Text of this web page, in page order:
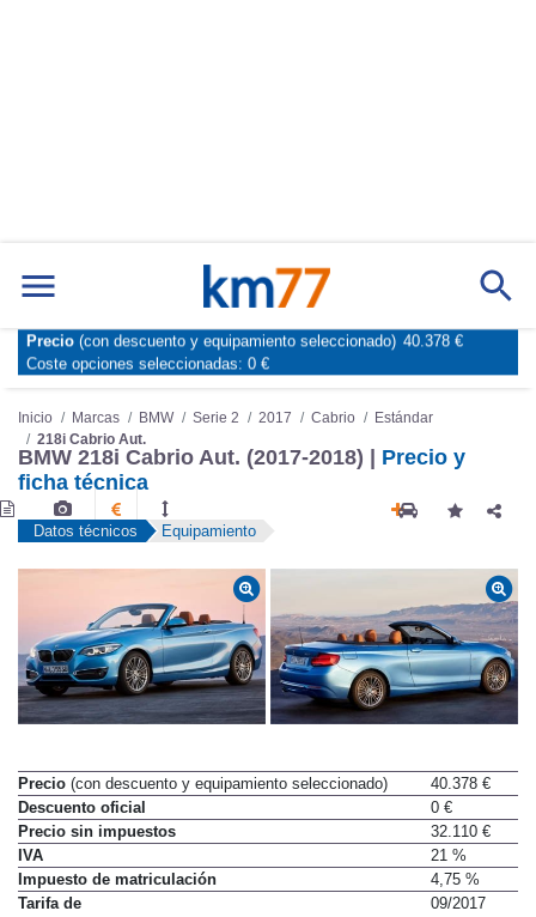
218i Cabrio Aut.
BMW 218i Cabrio Aut. (2017-2018) |
Precio y
ficha técnica
Precio(con descuento y equipamiento seleccionado)
40.378 €
Descuento oficial
0 €
Precio sin impuestos
32.110 €
IVA
21 %
Impuesto de matriculación
4,75 %
(con descuento y equipamiento seleccionado)
Coste opciones seleccionadas:0 €